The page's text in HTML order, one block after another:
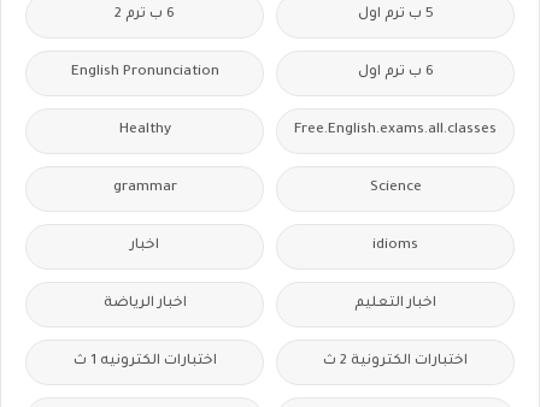
5 ب ترم اول 6 ب ترم 2
6 ب ترم اول English Pronunciation
Free.English.exams.all.classes
Healthy
Science
grammar
idioms اخبار
اخبار التعليم اخبار الرياضة
اختبارات الكترونية 2 ث اختبارات الكترونيه 1 ث